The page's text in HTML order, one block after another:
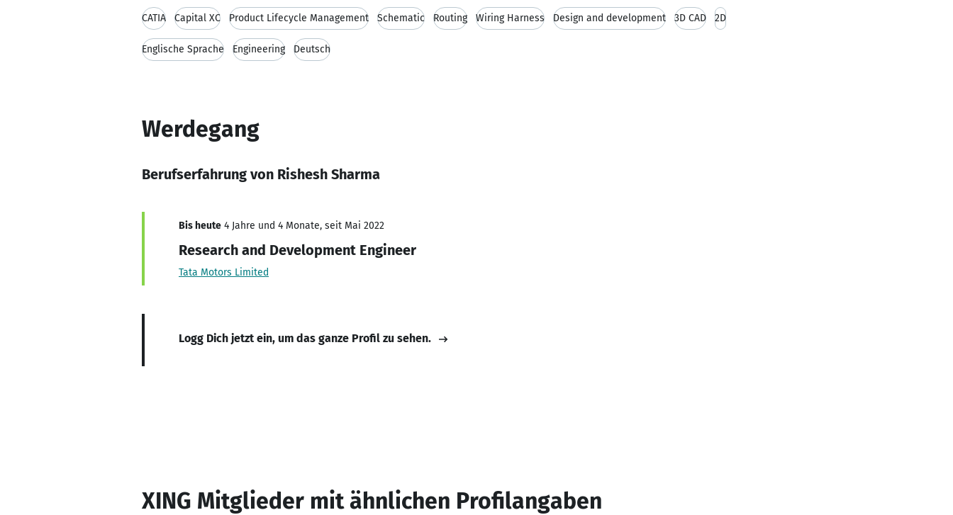
CATIA Capital XC Product Lifecycle Management Schematic Routing Wiring Harness Design and development 3D CAD 2D
Englische Sprache Engineering Deutsch
Werdegang
Berufserfahrung von Rishesh Sharma
Bis heute 4 Jahre und 4 Monate, seit Mai 2022
Research and Development Engineer
Tata Motors Limited
Logg Dich jetzt ein, um das ganze Profil zu sehen.
XING Mitglieder mit ähnlichen Profilangaben